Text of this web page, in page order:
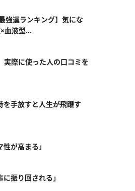
強運ランキング】気にな
血液型...
際に使った人の口コミを
を手放すと人生が飛躍す
が高まる」
振り回される」